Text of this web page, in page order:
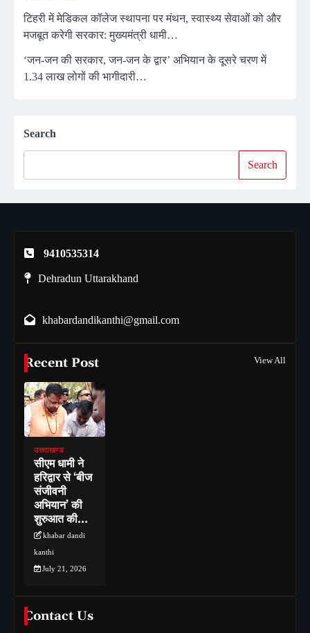
टिहरी में मेडिकल कॉलेज स्थापना पर मंथन, स्वास्थ्य सेवाओं को और
मजबूत करेगी सरकार: मुख्यमंत्री धामी…
‘जन-जन की सरकार, जन-जन के द्वार’ अभियान के दूसरे चरण में
1.34 लाख लोगों की भागीदारी…
Search
Search
9410535314
Dehradun Uttarakhand
khabardandikanthi@gmail.com
Recent Post View All
उत्तराखण्ड
सीएम धामी ने
हरिद्वार से ‘बीज
संजीवनी
अभियान’ की
शुरुआत की…
khabar dandi
kanthi
July 21, 2026
Contact Us